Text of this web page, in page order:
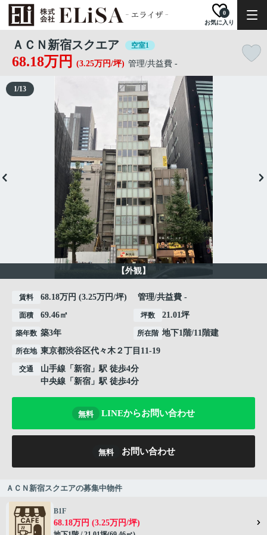
お気に入り
0
ＡＣＮ新宿スクエア 空室1
68.18万円 (3.25万円/坪) 管理/共益費 -
【外観】
1/13
賃料 68.18万円 (3.25万円/坪) 管理/共益費 -
面積 69.46㎡ 坪数 21.01坪
築年数 築3年 所在階 地下1階/11階建
所在地 東京都渋谷区代々木 ２丁目11-19
交通 山手線 「 新宿 」駅 徒歩4分
中央線 「 新宿 」駅 徒歩4分
無料 LINEからお問い合わせ
無料 お問い合わせ
ＡＣＮ新宿スクエアの募集中物件
B1F
68.18万円 (3.25万円/坪)